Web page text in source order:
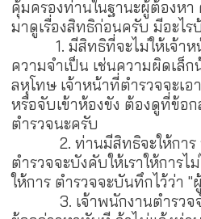
คุ้มครองท่านในฐานะผู้ต้องหา
มาดูเรื่องสิทธิก่อนครับ มีอะไร
1. มีสิทธิที่จะไม่ให้เจ้าหน้
ความจำเป็น เช่นความผิดเล็
ลหุโทษ เจ้าหน้าที่ตำรวจจะเอ
หรือจับเข้าห้องขัง ต้องดูที่ข้อ
ตำรวจนะครับ
2. ท่านมีสิทธิจะให้การ ห
ตำรวจจะบังคับให้เราให้การไ
ให้การ ตำรวจจะบันทึกไว้ว่า
3. เจ้าพนักงานตำรวจจั